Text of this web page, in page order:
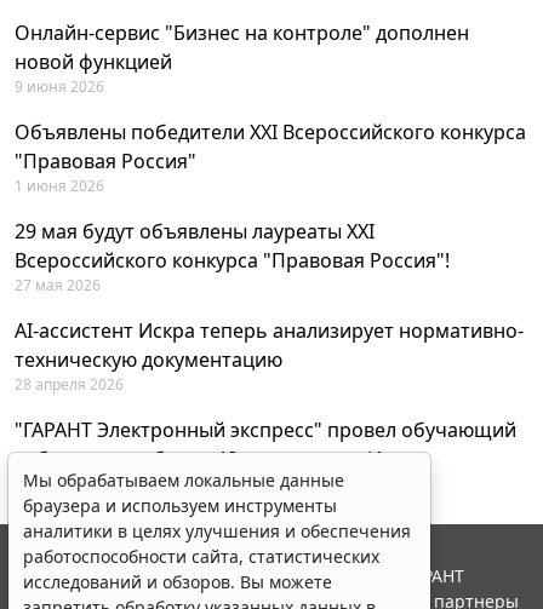
Онлайн-сервис "Бизнес на контроле" дополнен
новой функцией
9 июня 2026
Объявлены победители XXI Всероссийского конкурса
"Правовая Россия"
1 июня 2026
29 мая будут объявлены лауреаты XXI
Всероссийского конкурса "Правовая Россия"!
27 мая 2026
AI-ассистент Искра теперь анализирует нормативно-
техническую документацию
28 апреля 2026
"ГАРАНТ Электронный экспресс" провел обучающий
вебинар по работе с AI-ассистентом Искра
23 апреля 2026
Мы обрабатываем локальные данные
браузера и используем инструменты
аналитики в целях улучшения и обеспечения
работоспособности сайта, статистических
исследований и обзоров. Вы можете
© ООО "НПП "ГАРАНТ-СЕРВИС", 2026. Система ГАРАНТ
выпускается с 1990 года. Компания "Гарант" и ее партнеры